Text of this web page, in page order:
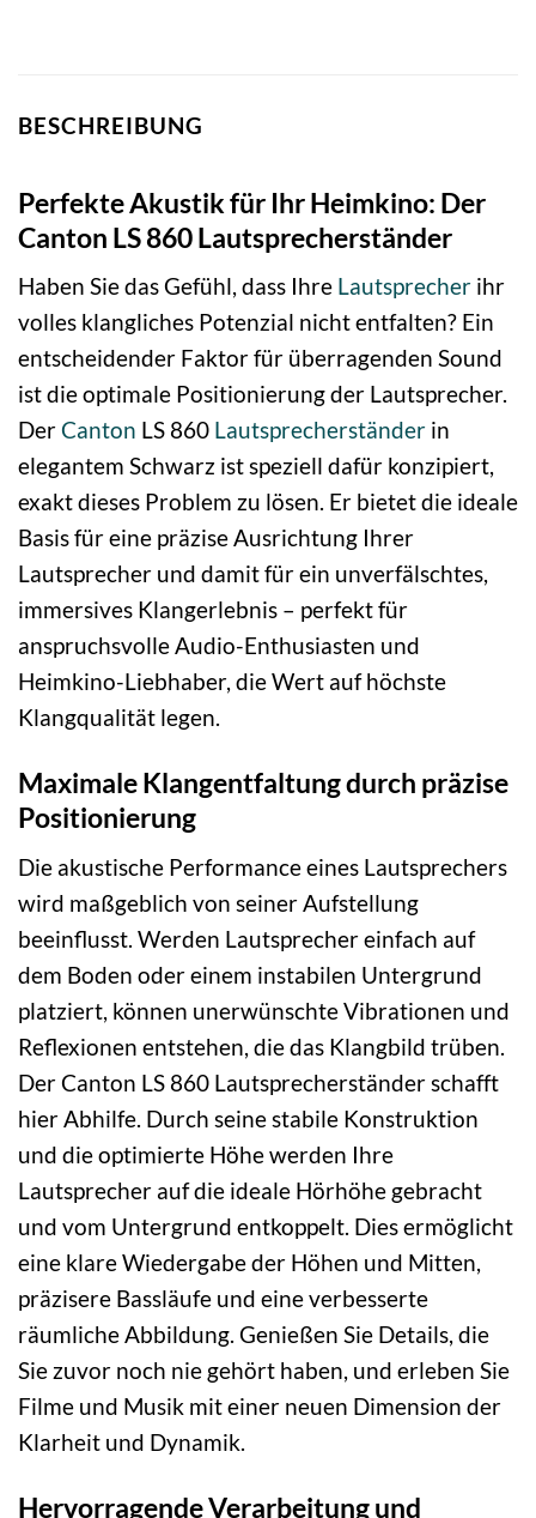
BESCHREIBUNG
Perfekte Akustik für Ihr Heimkino: Der
Canton LS 860 Lautsprecherständer
Haben Sie das Gefühl, dass Ihre Lautsprecher ihr
volles klangliches Potenzial nicht entfalten? Ein
entscheidender Faktor für überragenden Sound
ist die optimale Positionierung der Lautsprecher.
DerCanton LS 860 Lautsprecherständer in
elegantem Schwarz ist speziell dafür konzipiert,
exakt dieses Problem zu lösen. Er bietet die ideale
Basis für eine präzise Ausrichtung Ihrer
Lautsprecher und damit für ein unverfälschtes,
immersives Klangerlebnis – perfekt für
anspruchsvolle Audio-Enthusiasten und
Heimkino-Liebhaber, die Wert auf höchste
Klangqualität legen.
Maximale Klangentfaltung durch präzise
Positionierung
Die akustische Performance eines Lautsprechers
wird maßgeblich von seiner Aufstellung
beeinflusst. Werden Lautsprecher einfach auf
dem Boden oder einem instabilen Untergrund
platziert, können unerwünschte Vibrationen und
Reflexionen entstehen, die das Klangbild trüben.
Der Canton LS 860 Lautsprecherständer schafft
hier Abhilfe. Durch seine stabile Konstruktion
und die optimierte Höhe werden Ihre
Lautsprecher auf die ideale Hörhöhe gebracht
und vom Untergrund entkoppelt. Dies ermöglicht
eine klare Wiedergabe der Höhen und Mitten,
präzisere Bassläufe und eine verbesserte
räumliche Abbildung. Genießen Sie Details, die
Sie zuvor noch nie gehört haben, und erleben Sie
Filme und Musik mit einer neuen Dimension der
Klarheit und Dynamik.
Hervorragende Verarbeitung und